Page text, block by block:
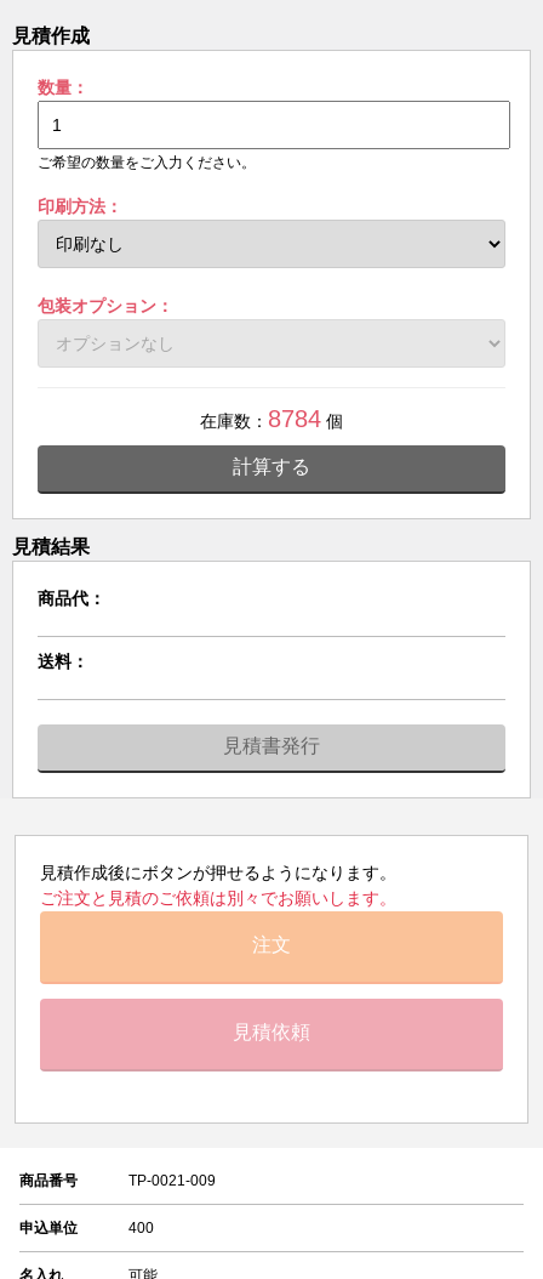
見積作成
数量：
ご希望の数量をご入力ください。
印刷方法：
包装オプション：
在庫数： 8784 個
計算する
見積結果
商品代：
送料：
見積書発行
見積作成後にボタンが押せるようになります。
ご注文と見積のご依頼は別々でお願いします。
注文
見積依頼
商品番号 TP-0021-009
申込単位 400
名入れ 可能